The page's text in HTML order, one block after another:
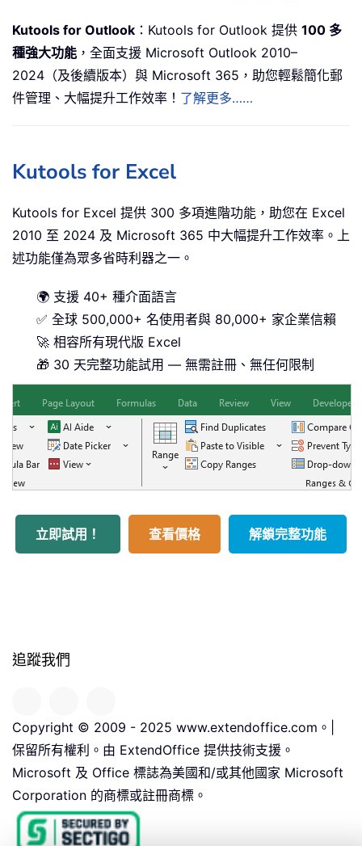
Kutools for Outlook ：Kutools for Outlook 提供 100 多
種強大功能 ，全面支援 Microsoft Outlook 2010–
2024（及後續版本）與 Microsoft 365，助您輕鬆簡化郵
件管理、大幅提升工作效率！ 了解更多……
Kutools for Excel
Kutools for Excel 提供 300 多項進階功能，助您在 Excel
2010 至 2024 及 Microsoft 365 中大幅提升工作效率。上
述功能僅為眾多省時利器之一。
🌍 支援 40+ 種介面語言
✅ 全球 500,000+ 名使用者與 80,000+ 家企業信賴
🚀 相容所有現代版 Excel
🎁 30 天完整功能試用 — 無需註冊、無任何限制
立即試用！ 查看價格 解鎖完整功能
追蹤我們
Copyright © 2009 - 2025 www.extendoffice.com。|
保留所有權利。由 ExtendOffice 提供技術支援。
Microsoft 及 Office 標誌為美國和/或其他國家 Microsoft
Corporation 的商標或註冊商標。